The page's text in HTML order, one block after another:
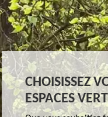
CHOISISSEZ
ESPACES